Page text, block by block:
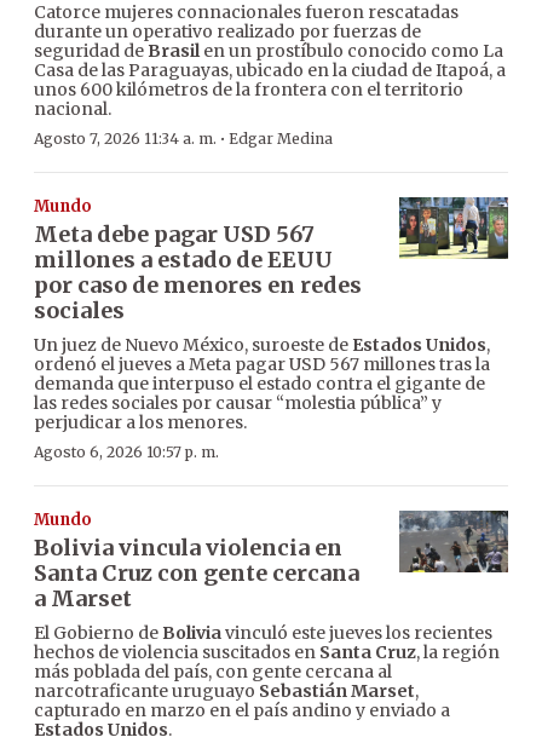
Catorce mujeres connacionales fueron rescatadas
durante un operativo realizado por fuerzas de
seguridad de Brasilen un prostíbulo conocido como La
Casa de las Paraguayas, ubicado en la ciudad de Itapoá, a
unos 600 kilómetros de la frontera con el territorio
nacional.
Agosto 7, 2026 11:34 a. m. · Edgar Medina
Mundo
Meta debe pagar USD 567
millones a estado de EEUU
por caso de menores en redes
sociales
Un juez de Nuevo México, suroeste de Estados Unidos,
ordenó el jueves a Meta pagar USD 567 millones tras la
demanda que interpuso el estado contra el gigante de
las redes sociales por causar “molestia pública” y
perjudicar a los menores.
Agosto 6, 2026 10:57 p. m.
Mundo
Bolivia vincula violencia en
Santa Cruz con gente cercana
a Marset
El Gobierno de Boliviavinculó este jueves los recientes
hechos de violencia suscitados en Santa Cruz, la región
más poblada del país, con gente cercana al
narcotraficante uruguayo Sebastián Marset,
capturado en marzo en el país andino y enviado a
Estados Unidos.